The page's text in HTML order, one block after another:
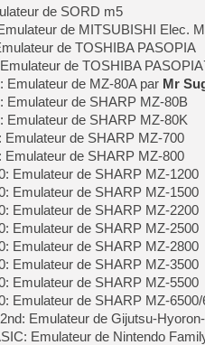
de SORD m5
de MITSUBISHI Elec.
de TOSHIBA PASOPIA
de TOSHIBA
Emulateur de MZ-80A par Mr
Emulateur de SHARP MZ-80B
Emulateur de SHARP MZ-80K
Emulateur de SHARP MZ-700
Emulateur de SHARP MZ-800
Emulateur de SHARP MZ-1200
Emulateur de SHARP MZ-1500
Emulateur de SHARP MZ-2200
Emulateur de SHARP MZ-2500
Emulateur de SHARP MZ-2800
Emulateur de SHARP MZ-3500
Emulateur de SHARP MZ-5500
Emulateur de SHARP MZ-6500/
Emulateur de Gijutsu-
Emulateur de Nintendo